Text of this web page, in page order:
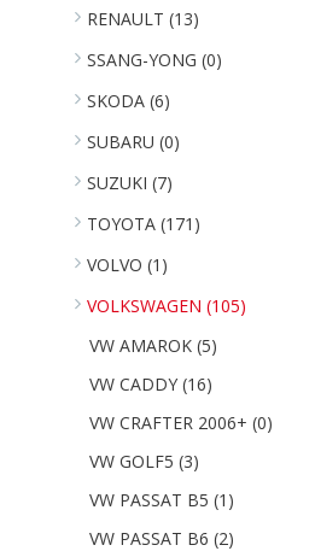
RENAULT (13)
SSANG-YONG (0)
SKODA (6)
SUBARU (0)
SUZUKI (7)
TOYOTA (171)
VOLVO (1)
VOLKSWAGEN (105)
VW AMAROK (5)
VW CADDY (16)
VW CRAFTER 2006+ (0)
VW GOLF5 (3)
VW PASSAT B5 (1)
VW PASSAT B6 (2)